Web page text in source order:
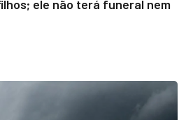
ele não terá funeral nem